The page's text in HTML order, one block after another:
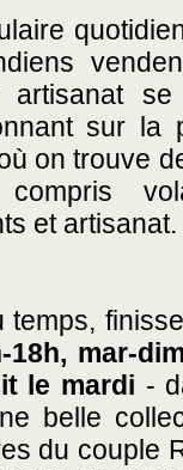
se
sur la
on trouve
et artisanat.
temps,
18h, mar-
le mardi -
belle
du couple